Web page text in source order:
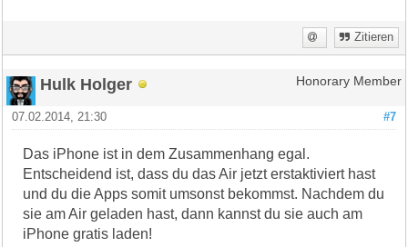
Zitieren
Hulk Holger Honorary Member
#7
07.02.2014, 21:30
Das iPhone ist in dem Zusammenhang egal.
Entscheidend ist, dass du das Air jetzt erstaktiviert hast
und du die Apps somit umsonst bekommst. Nachdem du
sie am Air geladen hast, dann kannst du sie auch am
iPhone gratis laden!